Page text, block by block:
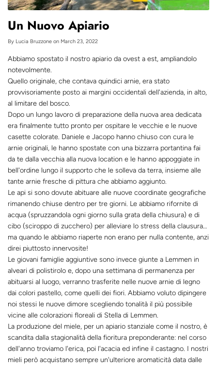
Un Nuovo Apiario
By Lucia Bruzzone on March 23, 2022
Abbiamo spostato il nostro apiario da ovest a est, ampliandolo
notevolmente.
Quello originale, che contava quindici arnie, era stato
provvisoriamente posto ai margini occidentali dell'azienda, in alto,
al limitare del bosco.
Dopo un lungo lavoro di preparazione della nuova area dedicata
era finalmente tutto pronto per ospitare le vecchie e le nuove
casette colorate. Daniele e Jacopo hanno chiuso con cura le
arnie originali, le hanno spostate con una bizzarra portantina fai
da te dalla vecchia alla nuova location e le hanno appoggiate in
bell'ordine lungo il supporto che le solleva da terra, insieme alle
tante arnie fresche di pittura che abbiamo aggiunto.
Le api si sono dovute abituare alle nuove coordinate geografiche
rimanendo chiuse dentro per tre giorni. Le abbiamo rifornite di
acqua (spruzzandola ogni giorno sulla grata della chiusura) e di
cibo (sciroppo di zucchero) per alleviare lo stress della clausura…
ma quando le abbiamo riaperte non erano per nulla contente, anzi
direi piuttosto innervosite!
Le giovani famiglie aggiuntive sono invece giunte a Lemmen in
alveari di polistirolo e, dopo una settimana di permanenza per
abituarsi al luogo, verranno trasferite nelle nuove arnie di legno
dai colori pastello, come quelli dei fiori. Abbiamo voluto dipingere
noi stessi le nuove dimore scegliendo tonalità il più possibile
vicine alle colorazioni floreali di Stella di Lemmen.
La produzione del miele, per un apiario stanziale come il nostro, è
scandita dalla stagionalità della fioritura preponderante: nel corso
dell'anno troviamo l'erica, poi l'acacia ed infine il castagno. I nostri
mieli però acquistano sempre un'ulteriore aromaticità data dalle